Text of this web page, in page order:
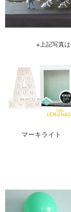
※上記写真
マーキライト